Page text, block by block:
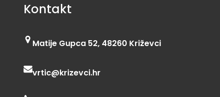
Kontakt
Matije Gupca 52, 48260 Križevci
vrtic@krizevci.hr